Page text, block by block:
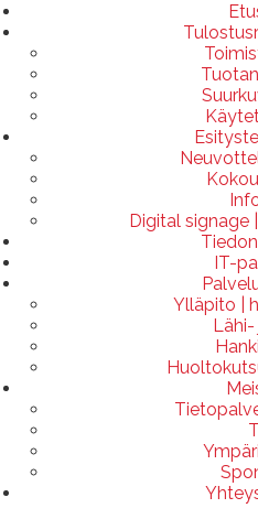
Digital signage
IT-
Ylläpito |
Lähi-